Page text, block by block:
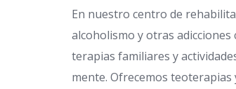
En nuestro centro de
alcoholismo y otras
terapias familiares y
mente. Ofrecemos